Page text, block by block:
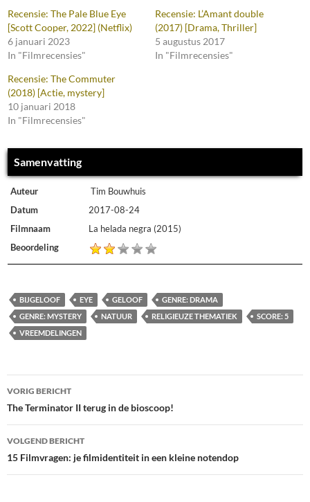
Recensie: The Pale Blue Eye
[Scott Cooper, 2022] (Netflix)
6 januari 2023
In "Filmrecensies"
Recensie: L’Amant double
(2017) [Drama, Thriller]
5 augustus 2017
In "Filmrecensies"
Recensie: The Commuter
(2018) [Actie, mystery]
10 januari 2018
In "Filmrecensies"
Samenvatting
Auteur
Tim Bouwhuis
Datum
2017-08-24
Filmnaam
La helada negra (2015)
Beoordeling
BIJGELOOF EYE GELOOF
GENRE: DRAMA
GENRE: MYSTERY
NATUUR RELIGIEUZE THEMATIEK
SCORE: 5
VREEMDELINGEN
Bericht
navigatie
VORIG BERICHT
The Terminator II terug in de bioscoop!
VOLGEND BERICHT
15 Filmvragen: je filmidentiteit in een kleine notendop